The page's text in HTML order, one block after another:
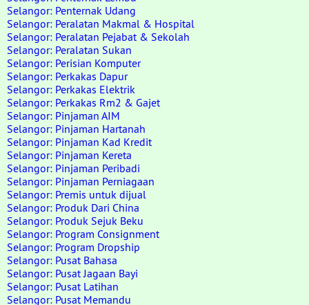
Selangor: Penternak Udang
Selangor: Peralatan Makmal & Hospital
Selangor: Peralatan Pejabat & Sekolah
Selangor: Peralatan Sukan
Selangor: Perisian Komputer
Selangor: Perkakas Dapur
Selangor: Perkakas Elektrik
Selangor: Perkakas Rm2 & Gajet
Selangor: Pinjaman AIM
Selangor: Pinjaman Hartanah
Selangor: Pinjaman Kad Kredit
Selangor: Pinjaman Kereta
Selangor: Pinjaman Peribadi
Selangor: Pinjaman Perniagaan
Selangor: Premis untuk dijual
Selangor: Produk Dari China
Selangor: Produk Sejuk Beku
Selangor: Program Consignment
Selangor: Program Dropship
Selangor: Pusat Bahasa
Selangor: Pusat Jagaan Bayi
Selangor: Pusat Latihan
Selangor: Pusat Memandu